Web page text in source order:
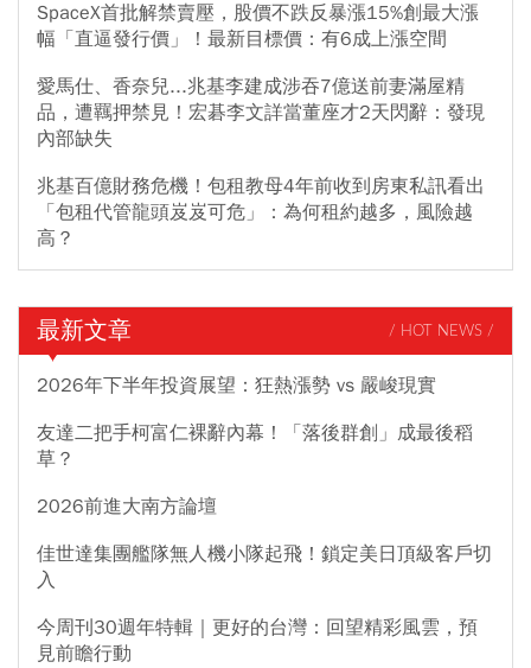
SpaceX首批解禁賣壓，股價不跌反暴漲15%創最大漲
幅「直逼發行價」！最新目標價：有6成上漲空間
愛馬仕、香奈兒...兆基李建成涉吞7億送前妻滿屋精
品，遭羈押禁見！宏碁李文詳當董座才2天閃辭：發現
內部缺失
兆基百億財務危機！包租教母4年前收到房東私訊看出
「包租代管龍頭岌岌可危」：為何租約越多，風險越
高？
最新文章 / HOT NEWS /
2026年下半年投資展望：狂熱漲勢 vs 嚴峻現實
友達二把手柯富仁裸辭內幕！「落後群創」成最後稻
草？
2026前進大南方論壇
佳世達集團艦隊無人機小隊起飛！鎖定美日頂級客戶切
入
今周刊30週年特輯｜更好的台灣：回望精彩風雲，預
見前瞻行動